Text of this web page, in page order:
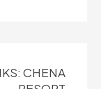
CHENA